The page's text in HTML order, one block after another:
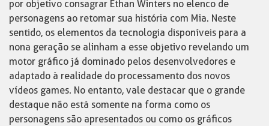
por objetivo consagrar Ethan Winters no elenco de
personagens ao retomar sua história com Mia. Neste
sentido, os elementos da tecnologia disponíveis para a
nona geração se alinham a esse objetivo revelando um
motor gráfico já dominado pelos desenvolvedores e
adaptado à realidade do processamento dos novos
vídeos games. No entanto, vale destacar que o grande
destaque não está somente na forma como os
personagens são apresentados ou como os gráficos